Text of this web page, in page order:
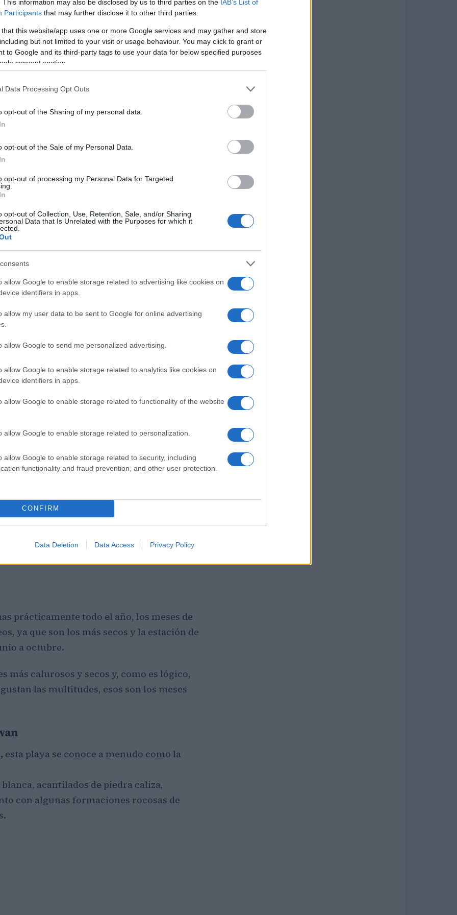
This information may also be disclosed by us to third parties on the IAB’s List of
Participants that may further disclose it to other third parties.
that this website/app uses one or more Google services and may gather and store
but not limited to your visit or usage behaviour. You may click to grant or
to Google and its third-party tags to use your data for below specified purposes
consent section.
Data Processing Opt Outs
opt-out of the Sharing of my personal data.
opt-out of the Sale of my Personal Data.
opt-out of processing my Personal Data for Targeted
opt-out of Collection, Use, Retention, Sale, and/or Sharing
Data that Is Unrelated with the Purposes for which it
allow Google to enable storage related to advertising like cookies on
identifiers in apps.
allow my user data to be sent to Google for online advertising
allow Google to send me personalized advertising.
allow Google to enable storage related to analytics like cookies on
identifiers in apps.
allow Google to enable storage related to functionality of the website
allow Google to enable storage related to personalization.
allow Google to enable storage related to security, including
functionality and fraud prevention, and other user protection.
CONFIRM
Data Deletion Data Access Privacy Policy
uno de los lugarescon mayor
que las mejores playas de Filipinas sean
explorar.
de las mejores playas de Filipinas, sin duda
visitarlas.
impresionantes y se pueden visitar
más baja es de unos
«verano» para nosotros aquí en Europa.
de qué estoy hablando y por qué
prácticamente todo el año, los meses de
ya que son los más secos y la estación de
a octubre.
más calurosos y secos y, como es lógico,
las multitudes, esos son los meses
esta playa se conoce a menudo como la
acantilados de piedra caliza,
con algunas formaciones rocosas de